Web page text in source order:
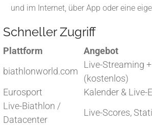
und im Internet, über App oder eine
Schneller Zugriff
Plattform
Angebot
biathlonworld.com
Live-Streaming
(kostenlos)
Eurosport
Kalender & Live-
Live-Biathlon /
Datacenter
Live-Scores,